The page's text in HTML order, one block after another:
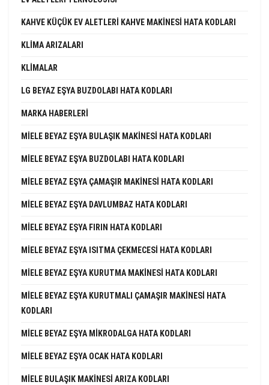
KAHVE KÜÇÜK EV ALETLERI KAHVE MAKINESI HATA KODLARI
KLIMA ARIZALARI
KLIMALAR
LG BEYAZ EŞYA BUZDOLABI HATA KODLARI
MARKA HABERLERI
MIELE BEYAZ EŞYA BULAŞIK MAKINESI HATA KODLARI
MIELE BEYAZ EŞYA BUZDOLABI HATA KODLARI
MIELE BEYAZ EŞYA ÇAMAŞIR MAKINESI HATA KODLARI
MIELE BEYAZ EŞYA DAVLUMBAZ HATA KODLARI
MIELE BEYAZ EŞYA FIRIN HATA KODLARI
MIELE BEYAZ EŞYA ISITMA ÇEKMECESI HATA KODLARI
MIELE BEYAZ EŞYA KURUTMA MAKINESI HATA KODLARI
MIELE BEYAZ EŞYA KURUTMALI ÇAMAŞIR MAKINESI HATA
KODLARI
MIELE BEYAZ EŞYA MIKRODALGA HATA KODLARI
MIELE BEYAZ EŞYA OCAK HATA KODLARI
MIELE BULAŞIK MAKINESI ARIZA KODLARI